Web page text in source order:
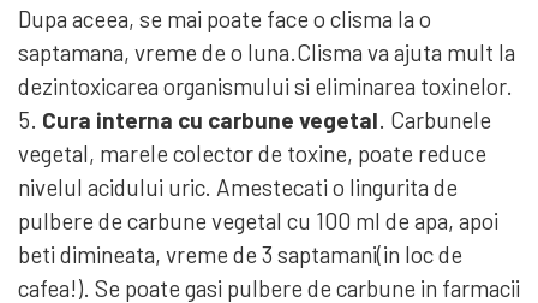
Dupa aceea, se mai poate face o clisma la o
saptamana, vreme de o luna.Clisma va ajuta mult la
dezintoxicarea organismului si eliminarea toxinelor.
5. Cura interna cu carbune vegetal. Carbunele
vegetal, marele colector de toxine, poate reduce
nivelul acidului uric. Amestecati o lingurita de
pulbere de carbune vegetal cu 100 ml de apa, apoi
beti dimineata, vreme de 3 saptamani(in loc de
cafea!). Se poate gasi pulbere de carbune in farmacii